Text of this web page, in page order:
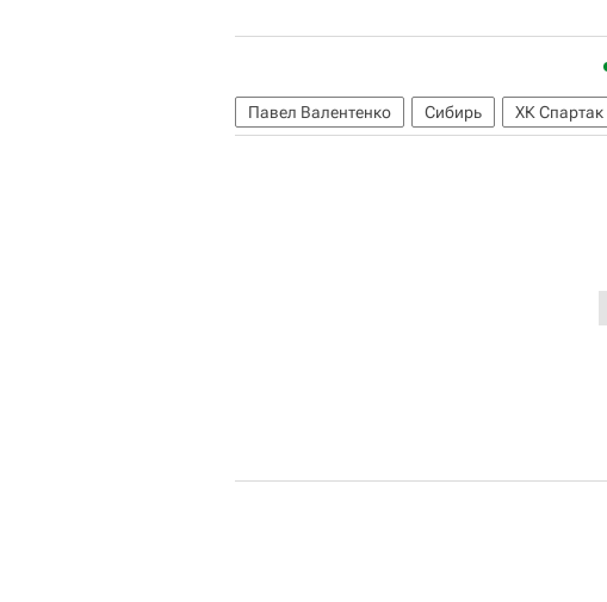
Павел Валентенко Сибирь ХК